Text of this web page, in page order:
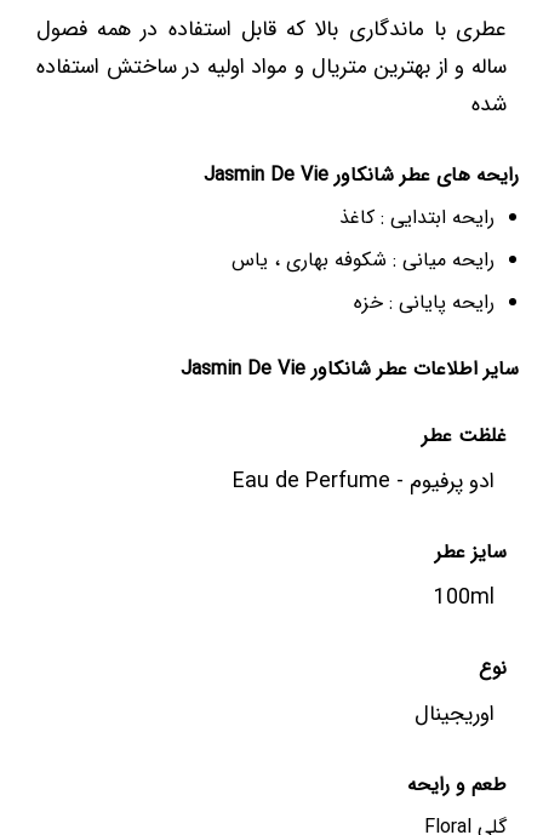
عطری با ماندگاری بالا که قابل استفاده در همه فصول
ساله و از بهترین متریال و مواد اولیه در ساختش استفاده
شده
رایحه های عطر شانکاور Jasmin De Vie
رایحه ابتدایی : کاغذ
رایحه میانی : شکوفه بهاری ، یاس
رایحه پایانی : خزه
سایر اطلاعات عطر شانکاور Jasmin De Vie
غلظت عطر
ادو پرفیوم - Eau de Perfume
سایز عطر
100ml
نوع
اوریجینال
طعم‌ و رایحه
گلی Floral